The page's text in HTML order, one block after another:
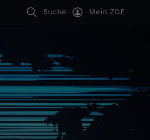
Suche Mein ZDF